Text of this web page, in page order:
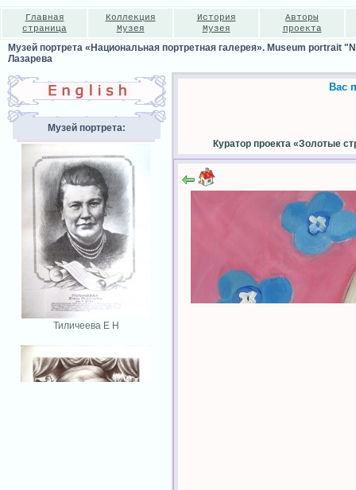
Главная
страница
Коллекция
Музея
История
Музея
Авторы
проекта
Музей портрета «Национальная портретная галерея». Museum portrait
Лазарева
Музей портрета:
Тиличеева Е Н
Вас
Куратор проекта «Золотые